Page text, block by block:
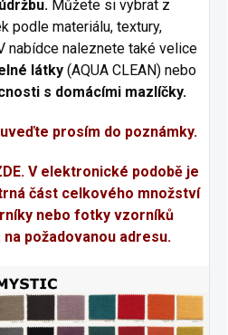
Můžete si vybrat z
podle materiálu, textury,
nabídce naleznete také velice
látky (AQUA CLEAN) nebo
s domácími mazlíčky.
prosím do poznámky.
. V elektronické podobě je
část celkového množství
nebo fotky vzorníků
požadovanou adresu.